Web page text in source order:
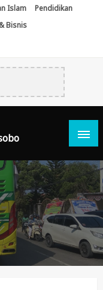
Islam
Pendidikan
Bisnis